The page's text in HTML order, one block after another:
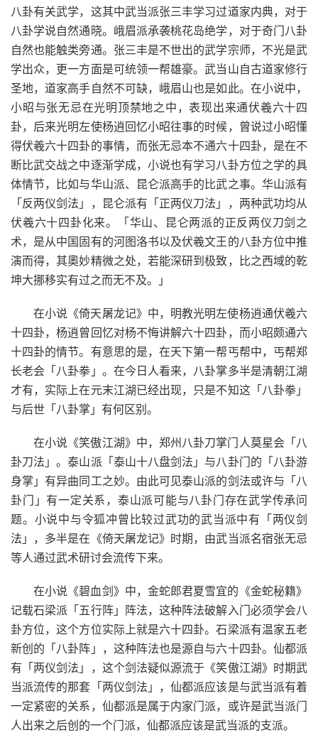
八卦有关武学，这其中武当派张三丰学习过道家内典，对于
八卦学说自然通晓。峨眉派承袭桃花岛绝学，对于奇门八卦
自然也能触类旁通。张三丰是不世出的武学宗师，不光是武
学出众，更一方面是可统领一帮雄豪。武当山自古道家修行
圣地，道家高手自然不可缺，峨眉山也是如此。在小说中，
小昭与张无忌在光明顶禁地之中，表现出来通伏羲六十四
卦，后来光明左使杨逍回忆小昭往事的时候，曾说过小昭懂
得伏羲六十四卦的事情，而张无忌本不通六十四卦，是在不
断比武交战之中逐渐学成，小说也有学习八卦方位之学的具
体情节，比如与华山派、昆仑派高手的比武之事。华山派有
「反两仪剑法」，昆仑派有「正两仪刀法」，两种武功均从
伏羲六十四卦化来。「华山、昆仑两派的正反两仪刀剑之
术，是从中国固有的河图洛书以及伏羲文王的八卦方位中推
演而得，其奧妙精微之处，若能深研到极致，比之西域的乾
坤大挪移实有过之而无不及。」
在小说《倚天屠龙记》中，明教光明左使杨逍通伏羲六
十四卦，杨逍曾回忆对杨不悔讲解六十四卦，而小昭颇通六
十四卦的情节。有意思的是，在天下第一帮丐帮中，丐帮郑
长老会「八卦拳」。在今日人看来，八卦掌多半是清朝江湖
才有，实际上在元末江湖已经出现，只是不知这「八卦拳」
与后世「八卦掌」有何区别。
在小说《笑傲江湖》中，郑州八卦刀掌门人莫星会「八
卦刀法」。泰山派「泰山十八盘剑法」与八卦门的「八卦游
身掌」有异曲同工之妙。由此可见泰山派的剑法或许与「八
卦门」有一定关系，泰山派可能与八卦门存在武学传承问
题。小说中与令狐冲曾比较过武功的武当派中有「两仪剑
法」，多半是在《倚天屠龙记》时期，由武当派名宿张无忌
等人通过武术研讨会流传下来。
在小说《碧血剑》中，金蛇郎君夏雪宜的《金蛇秘籍》
记载石梁派「五行阵」阵法，这种阵法破解入门必须学会八
卦方位，这个方位实际上就是六十四卦。石梁派有温家五老
新创的「八卦阵」，这种阵法也是源自与六十四卦。仙都派
有「两仪剑法」，这个剑法疑似源流于《笑傲江湖》时期武
当派流传的那套「两仪剑法」，仙都派应该是与武当派有着
一定紧密的关系，仙都派是属于内家门派，或许是武当派门
人出来之后创的一个门派，仙都派应该是武当派的支派。